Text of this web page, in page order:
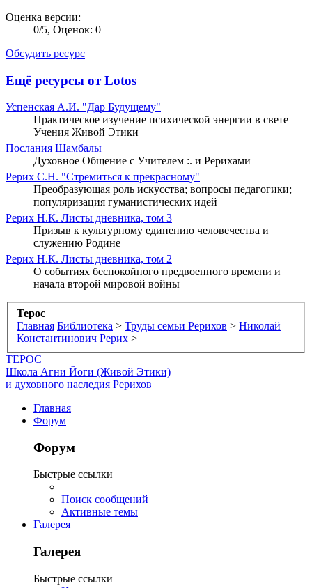
Оценка версии:
0/5, Оценок: 0
Обсудить ресурс
Ещё ресурсы от Lotos
Успенская А.И. "Дар Будущему"
Практическое изучение психической энергии в свете
Учения Живой Этики
Послания Шамбалы
Духовное Общение с Учителем :. и Рерихами
Рерих С.Н. "Стремиться к прекрасному"
Преобразующая роль искусства; вопросы педагогики;
популяризация гуманистических идей
Рерих Н.К. Листы дневника, том 3
Призыв к культурному единению человечества и
служению Родине
Рерих Н.К. Листы дневника, том 2
О событиях беспокойного предвоенного времени и
начала второй мировой войны
Терос
Главная Библиотека > Труды семьи Рерихов > Николай
Константинович Рерих >
ТЕРОС
Школа Агни Йоги (Живой Этики)
и духовного наследия Рерихов
Главная
Форум
Форум
Быстрые ссылки
Поиск сообщений
Активные темы
Галерея
Галерея
Быстрые ссылки